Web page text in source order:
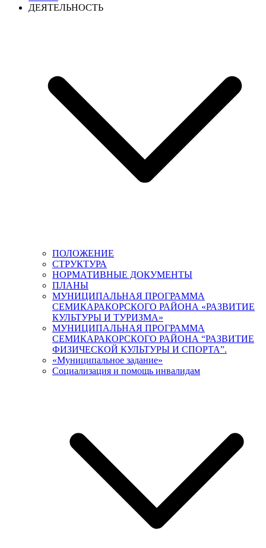
ДЕЯТЕЛЬНОСТЬ
ПОЛОЖЕНИЕ
СТРУКТУРА
НОРМАТИВНЫЕ ДОКУМЕНТЫ
ПЛАНЫ
МУНИЦИПАЛЬНАЯ ПРОГРАММА
СЕМИКАРАКОРСКОГО РАЙОНА «РАЗВИТИЕ
КУЛЬТУРЫ И ТУРИЗМА»
МУНИЦИПАЛЬНАЯ ПРОГРАММА
СЕМИКАРАКОРСКОГО РАЙОНА “РАЗВИТИЕ
ФИЗИЧЕСКОЙ КУЛЬТУРЫ И СПОРТА”.
«Муниципальное задание»
Социализация и помощь инвалидам